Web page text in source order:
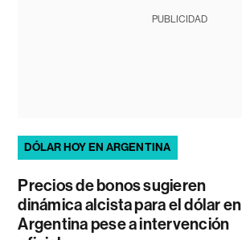
PUBLICIDAD
DÓLAR HOY EN ARGENTINA
Precios de bonos sugieren
dinámica alcista para el dólar en
Argentina pese a intervención